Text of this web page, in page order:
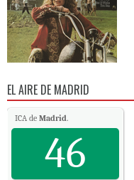
EL AIRE DE MADRID
ICA de Madrid.
46